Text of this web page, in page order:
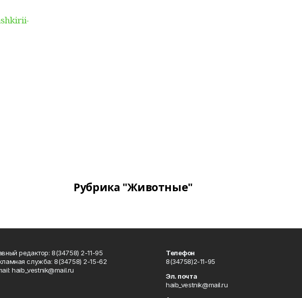
Рубрика "Животные"
редактор: 8(34758) 2-11-95
служба: 8(34758) 2-15-62
haib_vestnik@mail.ru
Телефон
8(34758)2-11-95
Эл. почта
haib_vestnik@mail.ru